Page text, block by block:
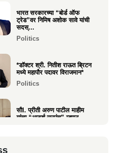
नीरज चुरी निर्मित“साबर बोंडं” –
अनेक आंतरराष्ट्रीय पुरस्कारा...
Entertainment
भारत सरकारच्या “बोर्ड ऑफ
ट्रेड”वर निमिष अशोक सावे यांची
सदस्...
Politics
*डॉक्टर श्री. नितीश राऊत ब्रिटन
मध्ये महापौर पदावर विराजमान*
Politics
सौI. प्रीती अरुण पाटील माहीम
यांचा “आदर्श सरपंच” म्हणून